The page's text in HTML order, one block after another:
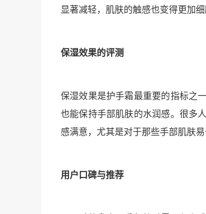
显著减轻，肌肤的触感也变得更加细
保湿效果的评测
保湿效果是护手霜最重要的指标之
也能保持手部肌肤的水润感。很多
感满意，尤其是对于那些手部肌肤
用户口碑与推荐